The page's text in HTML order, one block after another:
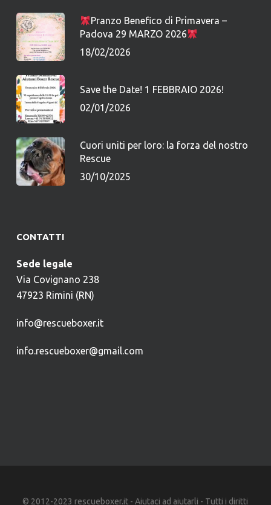
Pranzo Benefico di Primavera –
Padova 29 MARZO 2026
18/02/2026
Save the Date! 1 FEBBRAIO 2026!
02/01/2026
Cuori uniti per loro: la forza del nostro
Rescue
30/10/2025
CONTATTI
Sede legale
Via Covignano 238
47923 Rimini (RN)
info@rescueboxer.it
info.rescueboxer@gmail.com
© 2012-2023 rescueboxer.it - Aiutaci ad aiutarli - Tutti i diritti